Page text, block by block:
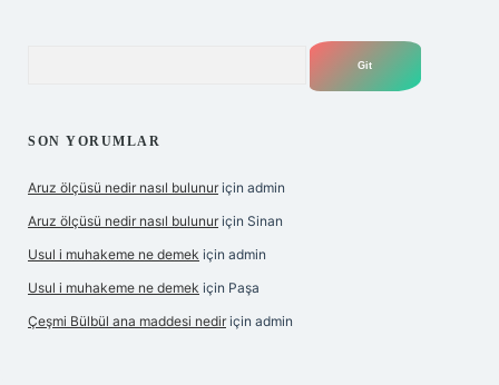
SON YORUMLAR
Aruz ölçüsü nedir nasıl bulunur için admin
Aruz ölçüsü nedir nasıl bulunur için Sinan
Usul i muhakeme ne demek için admin
Usul i muhakeme ne demek için Paşa
Çeşmi Bülbül ana maddesi nedir için admin